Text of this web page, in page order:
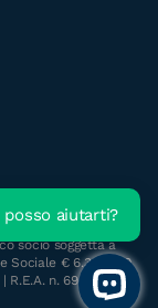
socio soggetta a
Sociale € 6.300.000
R.E.A. n. 696117
Open
posso aiutarti?